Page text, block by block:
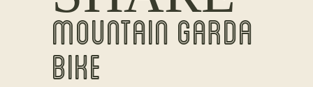
MOUNTAIN GARDA
BIKE